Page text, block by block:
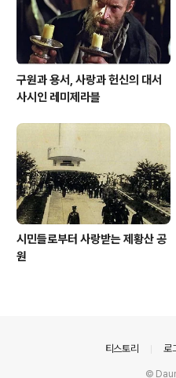
구원과 용서, 사랑과 헌신의 대서
사시인 레미제라블
시민들로부터 사랑받는 제황산 공
원
티스토리 로
©